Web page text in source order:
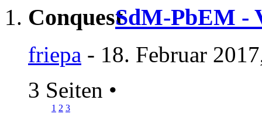
SdM-PbEM -
friepa - 18. Februar
3 Seiten •
1 2 3